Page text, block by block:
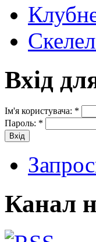
Вхід
Ім'я користувача: *
Пароль: *
Канал